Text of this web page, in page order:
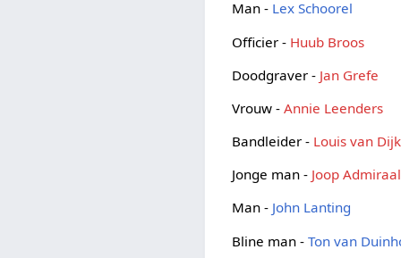
Man - Lex Schoorel
Officier - Huub Broos
Doodgraver - Jan Grefe
Vrouw -Annie Leenders
Bandleider - Louis van Dijk
Jonge man - Joop Admiraal
Man - John Lanting
Bline man -Ton van